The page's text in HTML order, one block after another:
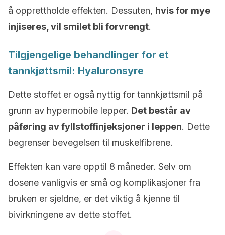
å opprettholde effekten. Dessuten, hvis for mye
injiseres, vil smilet bli forvrengt.
Tilgjengelige behandlinger for et
tannkjøttsmil: Hyaluronsyre
Dette stoffet er også nyttig for tannkjøttsmil på
grunn av hypermobile lepper. Det består av
påføring av fyllstoffinjeksjoner i leppen. Dette
begrenser bevegelsen til muskelfibrene.
Effekten kan vare opptil 8 måneder. Selv om
dosene vanligvis er små og komplikasjoner fra
bruken er sjeldne, er det viktig å kjenne til
bivirkningene av dette stoffet.